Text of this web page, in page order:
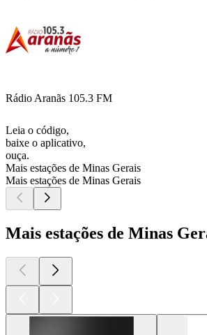
Rádio Aranãs 105.3 FM
Leia o código,
baixe o aplicativo,
ouça.
Mais estações de Minas Gerais
Mais estações de Minas Gerais
Mais estações de Minas